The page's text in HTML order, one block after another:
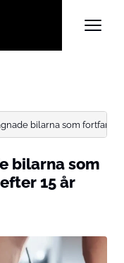
bilarna som
bilarna som
15 år